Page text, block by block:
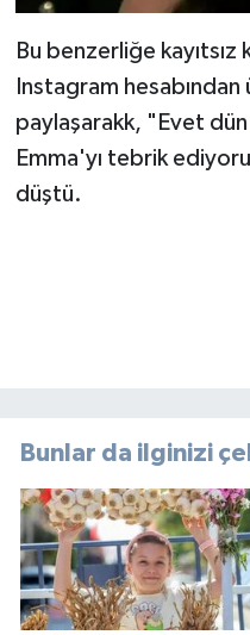
Bu benzerliğe
Instagram
paylaşarakk, "Evet dün
Emma'yı tebrik
düştü.
Bunlar da ilginizi